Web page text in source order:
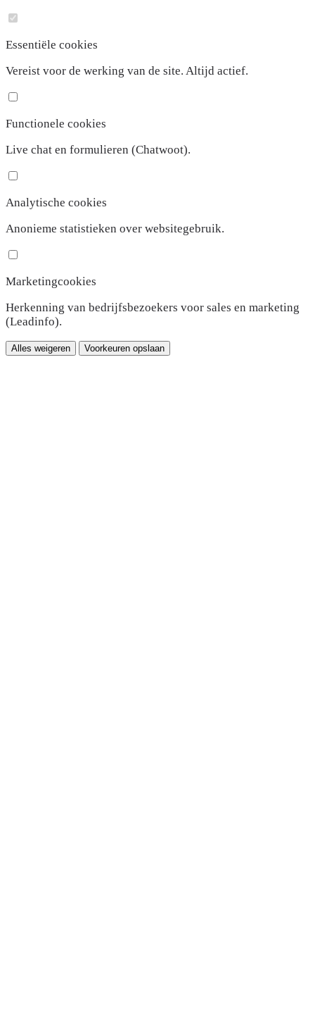
Essentiële cookies
Vereist voor de werking van de site. Altijd actief.
Functionele cookies
Live chat en formulieren (Chatwoot).
Analytische cookies
Anonieme statistieken over websitegebruik.
Marketingcookies
Herkenning van bedrijfsbezoekers voor sales en marketing
(Leadinfo).
Alles weigeren Voorkeuren opslaan